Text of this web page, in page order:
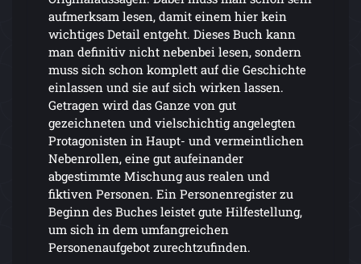
aufmerksam lesen, damit einem hier kein
wichtiges Detail entgeht. Dieses Buch kann
man definitiv nicht nebenbei lesen, sondern
muss sich schon komplett auf die Geschichte
einlassen und sie auf sich wirken lassen.
Getragen wird das Ganze von gut
gezeichneten und vielschichtig angelegten
Protagonisten in Haupt- und vermeintlichen
Nebenrollen, eine gut aufeinander
abgestimmte Mischung aus realen und
fiktiven Personen. Ein Personenregister zu
Beginn des Buches leistet gute Hilfestellung,
um sich in dem umfangreichen
Personenaufgebot zurechtzufinden.